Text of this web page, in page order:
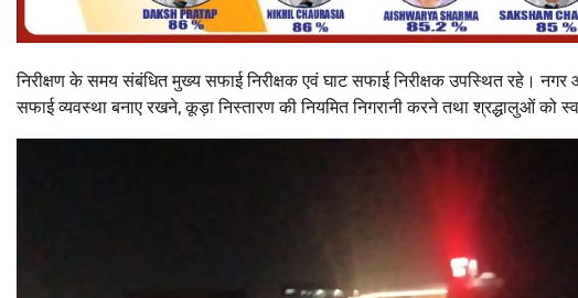
निरीक्षण के समय संबंधित मुख्य सफाई निरीक्षक एवं घाट सफाई निरीक्षक उपस्थित रहे। नगर
सफाई व्यवस्था बनाए रखने, कूड़ा निस्तारण की नियमित निगरानी करने तथा श्रद्धालुओं को